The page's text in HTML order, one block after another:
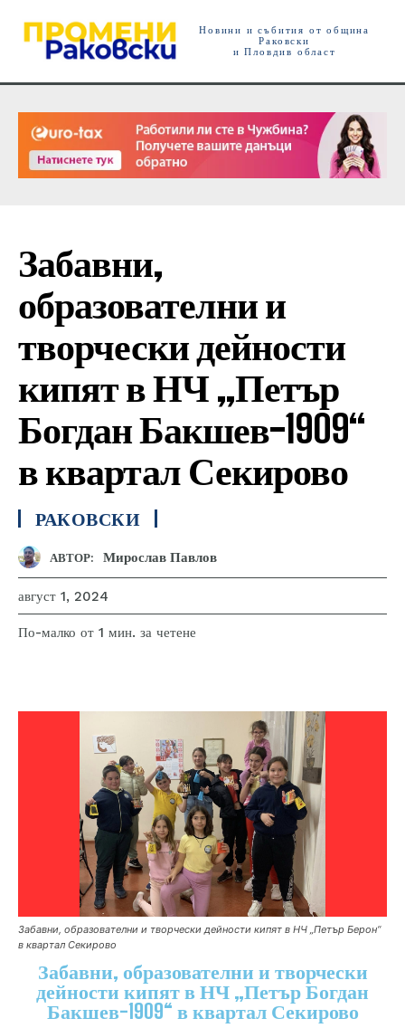
Новини и събития от община
Раковски
и Пловдив област
Забавни,
образователни и
творчески дейности
кипят в НЧ „Петър
Богдан Бакшев-1909“
в квартал Секирово
РАКОВСКИ
АВТОР: Мирослав Павлов
август 1, 2024
По-малко от 1 мин. за четене
Забавни, образователни и творчески дейности кипят в НЧ „Петър Берон“
в квартал Секирово
Забавни, образователни и творчески
дейности кипят в НЧ „Петър Богдан
Бакшев-1909“ в квартал Секирово